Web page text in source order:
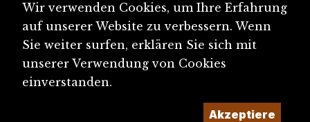
Wir verwenden Cookies, um Ihre Erfahrung
auf unserer Website zu verbessern. Wenn
Sie weiter surfen, erklären Sie sich mit
unserer Verwendung von Cookies
einverstanden.
Akzeptiere